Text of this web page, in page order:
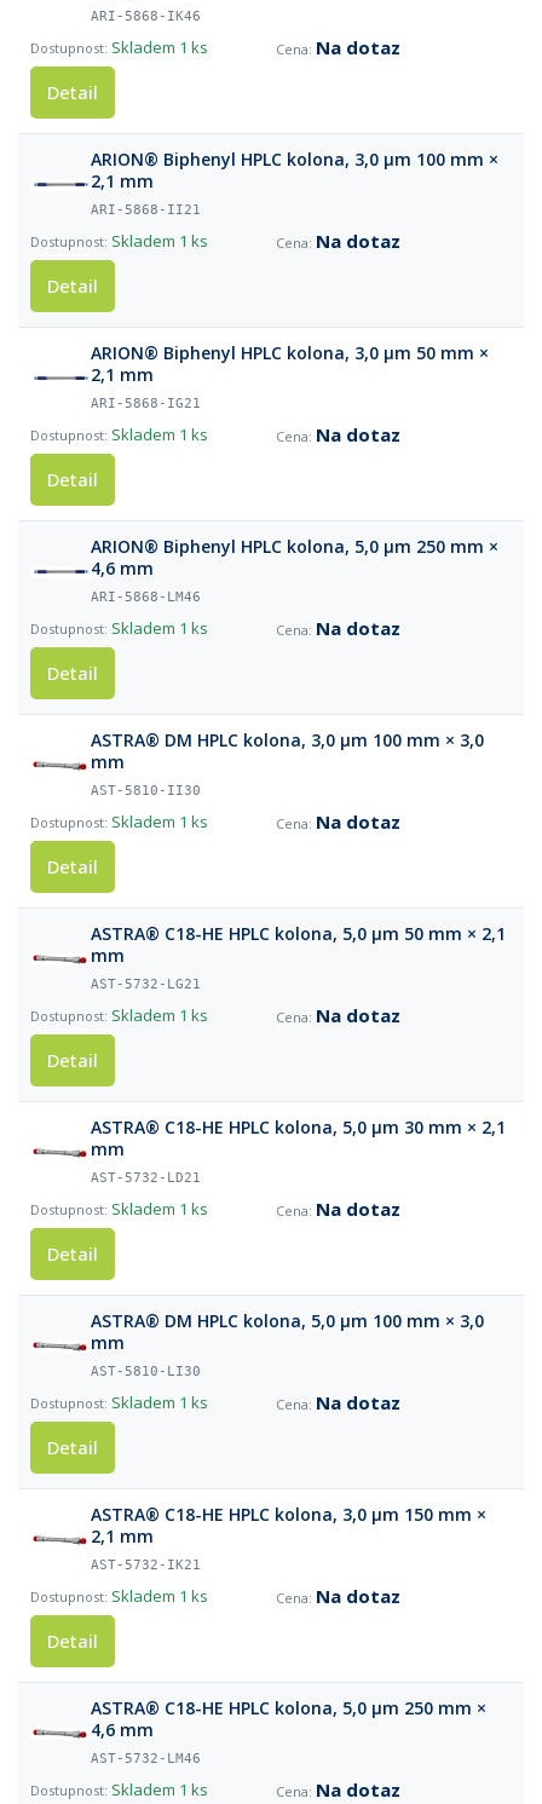
ARI-5868-IK46
Skladem 1 ks
Na dotaz
Detail
ARION® Biphenyl HPLC kolona, 3,0 µm 100 mm ×
2,1 mm
ARI-5868-II21
Skladem 1 ks
Na dotaz
Detail
ARION® Biphenyl HPLC kolona, 3,0 µm 50 mm ×
2,1 mm
ARI-5868-IG21
Skladem 1 ks
Na dotaz
Detail
ARION® Biphenyl HPLC kolona, 5,0 µm 250 mm ×
4,6 mm
ARI-5868-LM46
Skladem 1 ks
Na dotaz
Detail
ASTRA® DM HPLC kolona, 3,0 µm 100 mm × 3,0
mm
AST-5810-II30
Skladem 1 ks
Na dotaz
Detail
ASTRA® C18-HE HPLC kolona, 5,0 µm 50 mm × 2,1
mm
AST-5732-LG21
Skladem 1 ks
Na dotaz
Detail
ASTRA® C18-HE HPLC kolona, 5,0 µm 30 mm × 2,1
mm
AST-5732-LD21
Skladem 1 ks
Na dotaz
Detail
ASTRA® DM HPLC kolona, 5,0 µm 100 mm × 3,0
mm
AST-5810-LI30
Skladem 1 ks
Na dotaz
Detail
ASTRA® C18-HE HPLC kolona, 3,0 µm 150 mm ×
2,1 mm
AST-5732-IK21
Skladem 1 ks
Na dotaz
Detail
ASTRA® C18-HE HPLC kolona, 5,0 µm 250 mm ×
4,6 mm
AST-5732-LM46
Skladem 1 ks
Na dotaz